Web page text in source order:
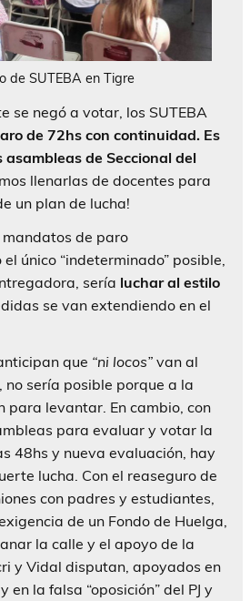
de SUTEBA en Tigre
se negó a votar, los SUTEBA
de 72hs con continuidad. Es
de Seccional del
llenarlas de docentes para
un plan de lucha!
de paro
único “indeterminado” posible,
sería luchar al estilo
se van extendiendo en el
que “ni locos” van al
sería posible porque a la
para levantar. En cambio, con
para evaluar y votar la
48hs y nueva evaluación, hay
lucha. Con el reaseguro de
con padres y estudiantes,
de un Fondo de Huelga,
la calle y el apoyo de la
y Vidal disputan, apoyados en
en la falsa “oposición” del PJ y